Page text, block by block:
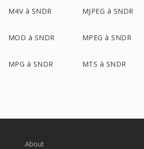
M4V à SNDR MJPEG à SNDR
MOD à SNDR MPEG à SNDR
MPG à SNDR MTS à SNDR
About